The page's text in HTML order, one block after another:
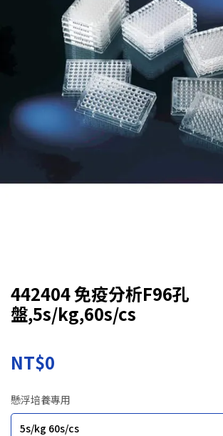
442404 免疫分析F96孔
盤,5s/kg,60s/cs
NT$0
懸浮培養專用
5s/kg 60s/cs